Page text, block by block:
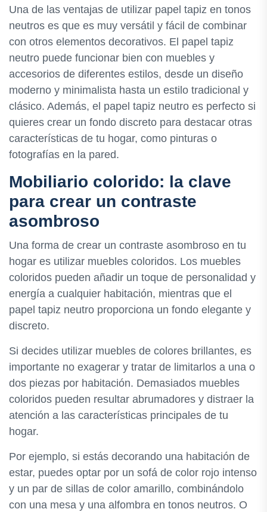
Una de las ventajas de utilizar papel tapiz en tonos
neutros es que es muy versátil y fácil de combinar
con otros elementos decorativos. El papel tapiz
neutro puede funcionar bien con muebles y
accesorios de diferentes estilos, desde un diseño
moderno y minimalista hasta un estilo tradicional y
clásico. Además, el papel tapiz neutro es perfecto si
quieres crear un fondo discreto para destacar otras
características de tu hogar, como pinturas o
fotografías en la pared.
Mobiliario colorido: la clave
para crear un contraste
asombroso
Una forma de crear un contraste asombroso en tu
hogar es utilizar muebles coloridos. Los muebles
coloridos pueden añadir un toque de personalidad y
energía a cualquier habitación, mientras que el
papel tapiz neutro proporciona un fondo elegante y
discreto.
Si decides utilizar muebles de colores brillantes, es
importante no exagerar y tratar de limitarlos a una o
dos piezas por habitación. Demasiados muebles
coloridos pueden resultar abrumadores y distraer la
atención a las características principales de tu
hogar.
Por ejemplo, si estás decorando una habitación de
estar, puedes optar por un sofá de color rojo intenso
y un par de sillas de color amarillo, combinándolo
con una mesa y una alfombra en tonos neutros. O